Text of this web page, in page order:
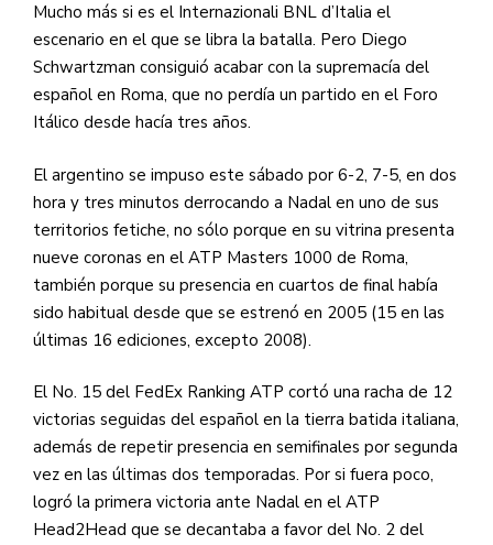
Mucho más si es el Internazionali BNL d’Italia el
escenario en el que se libra la batalla. Pero Diego
Schwartzman consiguió acabar con la supremacía del
español en Roma, que no perdía un partido en el Foro
Itálico desde hacía tres años.
El argentino se impuso este sábado por 6-2, 7-5, en dos
hora y tres minutos derrocando a Nadal en uno de sus
territorios fetiche, no sólo porque en su vitrina presenta
nueve coronas en el ATP Masters 1000 de Roma,
también porque su presencia en cuartos de final había
sido habitual desde que se estrenó en 2005 (15 en las
últimas 16 ediciones, excepto 2008).
El No. 15 del FedEx Ranking ATP cortó una racha de 12
victorias seguidas del español en la tierra batida italiana,
además de repetir presencia en semifinales por segunda
vez en las últimas dos temporadas. Por si fuera poco,
logró la primera victoria ante Nadal en el ATP
Head2Head que se decantaba a favor del No. 2 del